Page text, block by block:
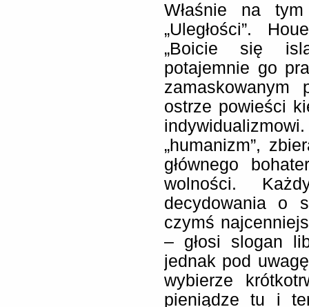
Właśnie na
„Uległości”.
„Boicie się
potajemnie go
zamaskowanym
ostrze powieści
„humanizm”,
głównego
wolności.
decydowania o
czymś
– głosi slogan
jednak pod
wybierze
pieniądze tu i